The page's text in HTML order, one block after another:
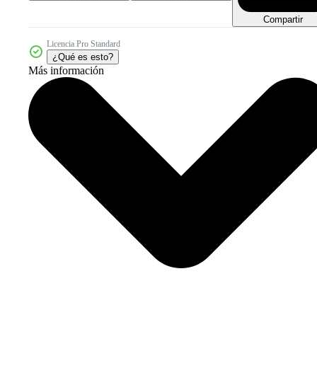
Compartir
Licencia Pro Standard
¿Qué es esto?
Más información